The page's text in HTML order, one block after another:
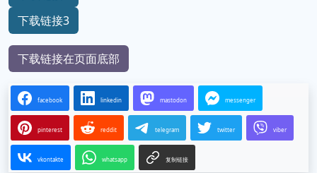
下载链接3
下载链接在页面底部
facebook linkedin mastodon messenger
pinterest reddit telegram twitter viber
vkontakte whatsapp 复制链接